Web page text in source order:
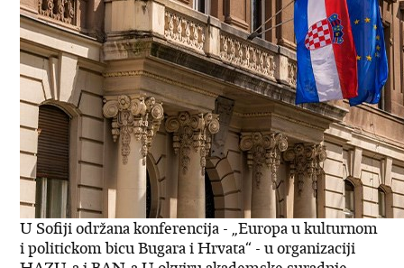
U Sofiji održana konferencija - „Europa u kulturnom
i politickom bicu Bugara i Hrvata“ - u organizaciji